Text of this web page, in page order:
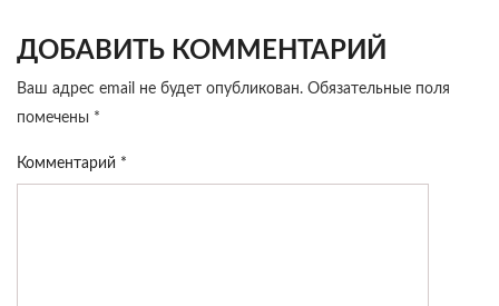
ДОБАВИТЬ КОММЕНТАРИЙ
Ваш адрес email не будет опубликован. Обязательные поля
помечены *
Комментарий *